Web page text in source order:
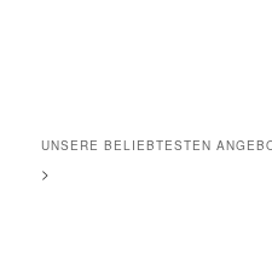
UNSERE BELIEBTESTEN
>